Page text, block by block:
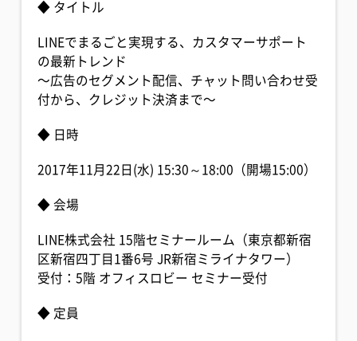
◆ タイトル
LINEでまるごと実現する、カスタマーサポート
の最新トレンド
〜広告のセグメント配信、チャット問い合わせ受
付から、クレジット決済まで〜
◆ 日時
2017年11月22日(水) 15:30～18:00（開場15:00）
◆ 会場
LINE株式会社 15階セミナールーム（東京都新宿
区新宿四丁目1番6号 JR新宿ミライナタワー）
受付：5階 オフィスロビー セミナー受付
◆ 定員